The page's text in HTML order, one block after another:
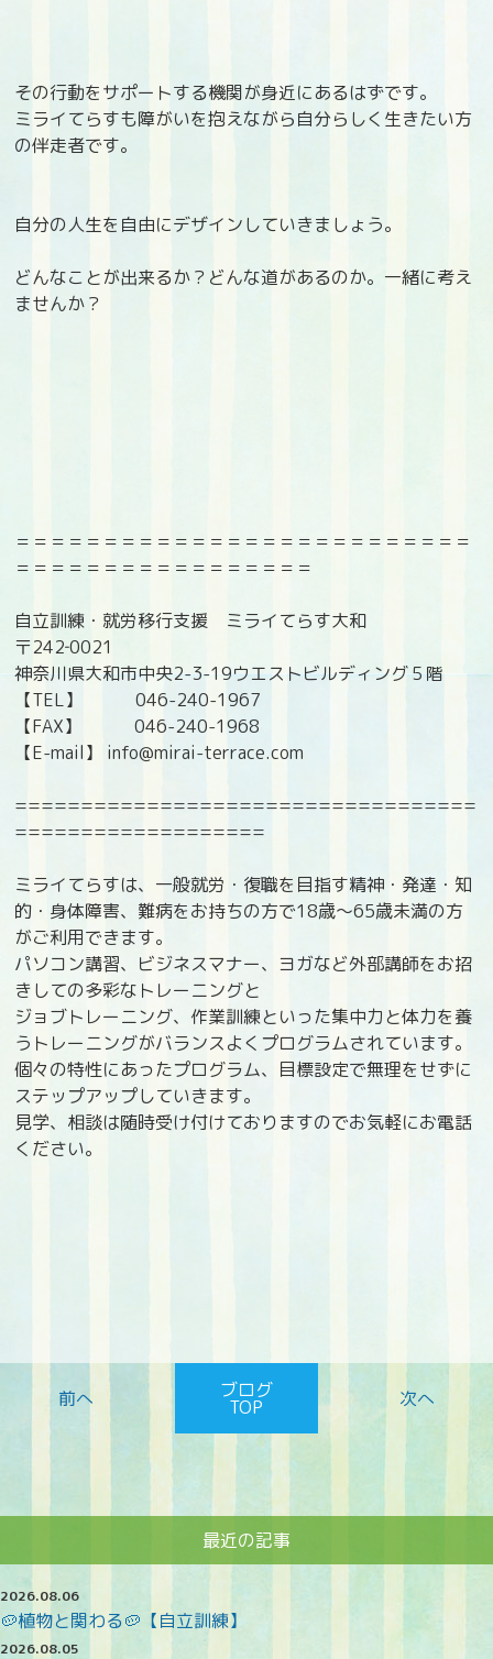
その行動をサポートする機関が身近にあるはずです。
ミライてらすも障がいを抱えながら自分らしく生きたい方
の伴走者です。
自分の人生を自由にデザインしていきましょう。
どんなことが出来るか？どんな道があるのか。一緒に考え
ませんか？
＝＝＝＝＝＝＝＝＝＝＝＝＝＝＝＝＝＝＝＝＝＝＝＝＝＝
＝＝＝＝＝＝＝＝＝＝＝＝＝＝＝＝＝
自立訓練・就労移行支援 ミライてらす大和
〒242‐0021
神奈川県大和市中央2-3-19ウエストビルディング５階
【TEL】 046-240-1967
【FAX】 046-240-1968
【E-mail】 info@mirai-terrace.com
===================================
===================
ミライてらすは、一般就労・復職を目指す精神・発達・知
的・身体障害、難病をお持ちの方で18歳〜65歳未満の方
がご利用できます。
パソコン講習、ビジネスマナー、ヨガなど外部講師をお招
きしての多彩なトレーニングと
ジョブトレーニング、作業訓練といった集中力と体力を養
うトレーニングがバランスよくプログラムされています。
個々の特性にあったプログラム、目標設定で無理をせずに
ステップアップしていきます。
見学、相談は随時受け付けておりますのでお気軽にお電話
ください。
ブログ
TOP
最近の記事
2026.08.06
🥔植物と関わる🥔【自立訓練】
2026.08.05